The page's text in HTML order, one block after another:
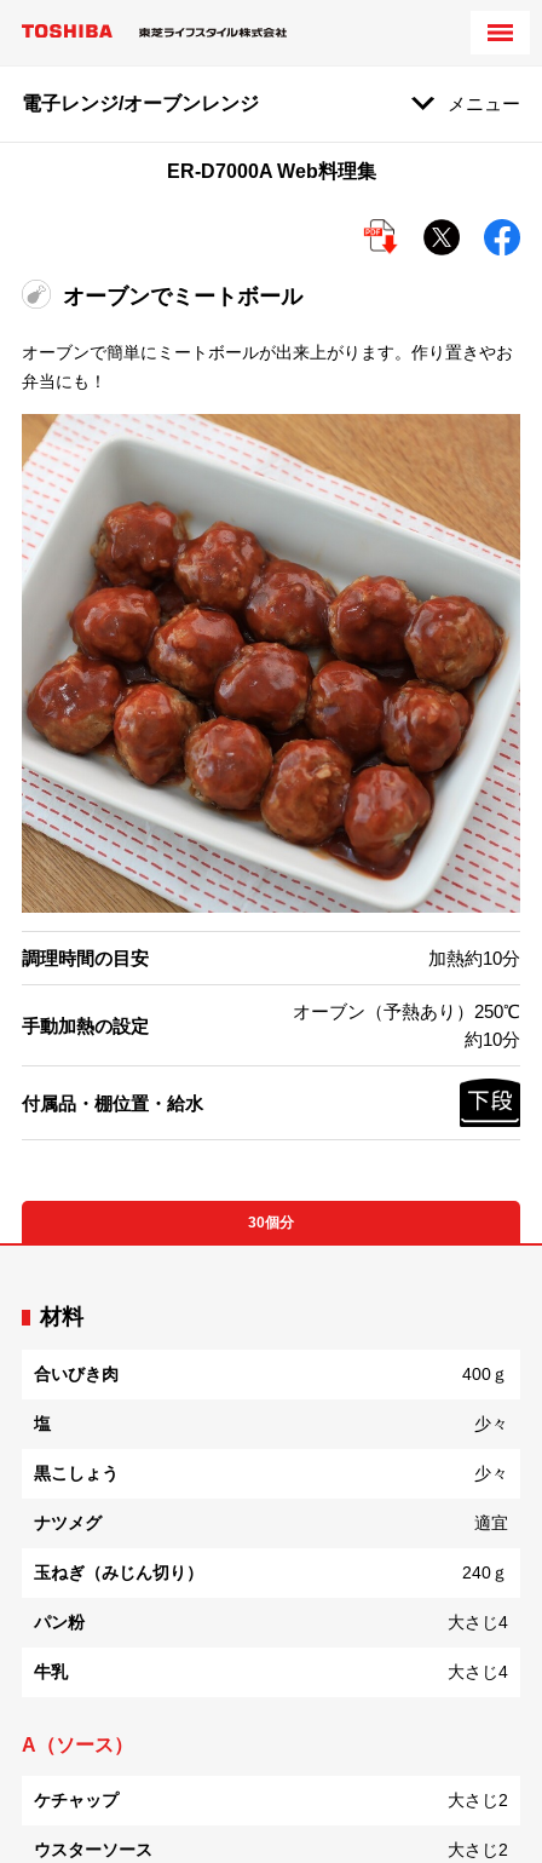
電子レンジ/オーブンレンジ メニュー
ER-D7000A Web料理集
オーブンでミートボール
オーブンで簡単にミートボールが出来上がります。作り置きやお
弁当にも！
調理時間の目安 加熱約10分
手動加熱の設定
オーブン（予熱あり）250℃
約10分
付属品・棚位置・給水
30個分
材料
合いびき肉 400ｇ
塩 少々
黒こしょう 少々
ナツメグ 適宜
玉ねぎ（みじん切り） 240ｇ
パン粉 大さじ4
牛乳 大さじ4
A（ソース）
ケチャップ 大さじ2
ウスターソース 大さじ2